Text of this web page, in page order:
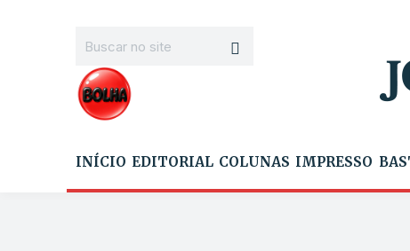
INÍCIO EDITORIAL COLUNAS IMPRESSO